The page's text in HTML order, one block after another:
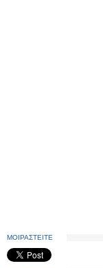
ΜΟΙΡΑΣΤΕΙΤΕ